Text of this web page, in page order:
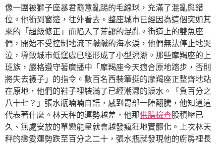
像一團被獅子座暴君隨意亂踢的毛線球，充滿了混亂與錯
位。他衝到窗邊，往外看去。整座城市已經因為這個突如其
來的「超級修正」而陷入了荒謬的混亂。街道上的雙魚座
們，開始不受控制地流下鹹鹹的海水淚，他們無法停止地哭
泣，導致城市低窪處已經形成了小型潟湖。那些摩羯座的上
班族，嚴格遵守著廣播中「摩羯座今天適合原地踏步，否則
將失去襪子」的指令。數百名西裝筆挺的摩羯座正整齊地站
在原地，他們的鞋子裡裝滿了已經潮濕的淚水。「負百分之
八十七？」張水瓶喃喃自語，感到胃部一陣翻騰，他知道這
代表著什麼。林天秤的運勢越差，他那供膳檢查股積壓已
久、無處安放的單戀能量就會越發瘋狂地實體化。上次林天
秤的戀愛運勢跌至百分之二十，張水瓶就發現他的廚房裡長